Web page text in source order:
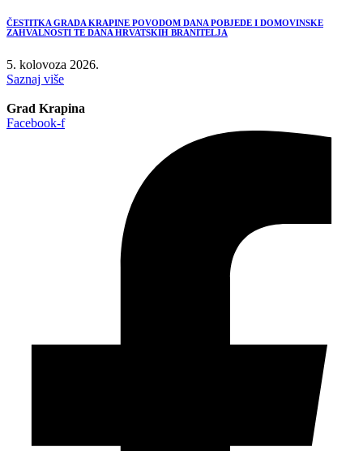
ČESTITKA GRADA KRAPINE POVODOM DANA POBJEDE I DOMOVINSKE
ZAHVALNOSTI TE DANA HRVATSKIH BRANITELJA
5. kolovoza 2026.
Saznaj više
Grad Krapina
Facebook-f